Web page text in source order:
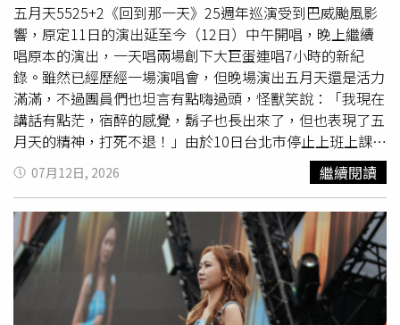
五月天5525+2《回到那一天》25週年巡演受到巴威颱風影
響，原定11日的演出延至今（12日）中午開唱，晚上繼續
唱原本的演出，一天唱兩場創下大巨蛋連唱7小時的新紀
錄。雖然已經歷經一場演唱會，但晚場演出五月天還是活力
滿滿，不過團員們也坦言有點嗨過頭，怪獸笑說：「我現在
講話有點茫，宿醉的感覺，鬍子也長出來了，但也表現了五
月天的精神，打死不退！」由於10日台北市停止上班上課，
因為這天的演唱會移至13日舉行，造成了原本是尾場的12
日不是最後一場的尷尬局面，不過主辦單位已經事先申明演
出內容不會更動。石頭則說：「今天照理說是最後一場，五
月天會把力氣用完，雖然明天還有……」說到一半立刻被其
他人打斷，大呼：「明天沒有，要演就演好一點，今天結束
就結束，今天唱完舞台就拆掉、衣服撕破！」給足了尾場觀
眾尊重。雖然很累，但五月天情緒非常嗨。（圖／相信音樂
提供）瑪莎則打趣說：「本來想保持理智上台，但上台前那
07月12日, 2026 繼續閱讀